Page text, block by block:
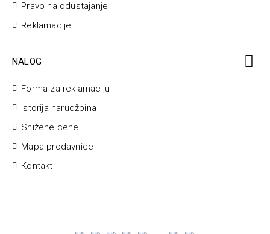
Pravo na odustajanje
Reklamacije
NALOG
Forma za reklamaciju
Istorija narudžbina
Snižene cene
Mapa prodavnice
Kontakt